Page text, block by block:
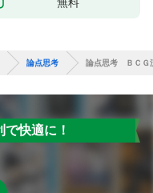
無料
論点思考 論点思考 ＢＣＧ
快適に！